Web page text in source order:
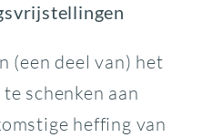
(een deel van) het
schenken aan
heffing van